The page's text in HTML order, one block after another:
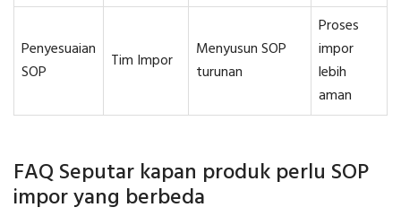
Penyesuaian
SOP
Tim Impor
Menyusun SOP
turunan
Proses
impor
lebih
aman
FAQ Seputar kapan produk perlu SOP
impor yang berbeda